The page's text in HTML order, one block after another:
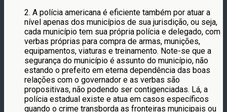
2. A polícia americana é eficiente também por atuar a
nível apenas dos municípios de sua jurisdição, ou seja,
cada município tem sua própria polícia e delegado, com
verbas próprias para compra de armas, munições,
equipamentos, viaturas e treinamento. Note-se que a
segurança do município é assunto do município, não
estando o prefeito em eterna dependência das boas
relações com o governador e as verbas são
propositivas, não podendo ser contigenciadas. Lá, a
polícia estadual existe e atua em casos específicos
quando o crime transborda as fronteiras municipais ou